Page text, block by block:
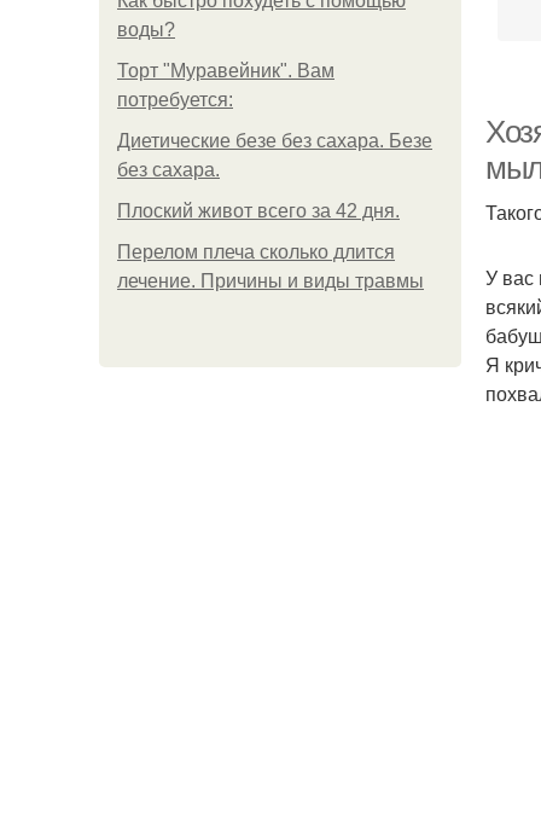
воды?
Торт "Муравейник". Вам
потребуется:
Диетические безе без сахара. Безе
без сахара.
Плоский живот всего за 42 дня.
Перелом плеча сколько длится
лечение. Причины и виды травмы
У вас
Я